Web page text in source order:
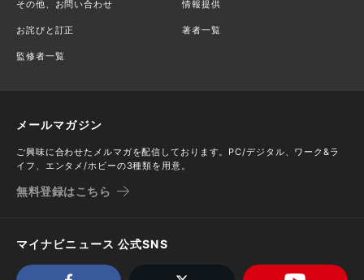
その他、お問い合わせ 情報提供
お詫びと訂正 著者一覧
監修者一覧
メールマガジン
ご興味に合わせたメルマガを配信しております。PC/デジタル、ワーク&ラ
イフ、エンタメ/ホビーの3種類を用意。
無料登録はこちら
マイナビニュース 公式SNS